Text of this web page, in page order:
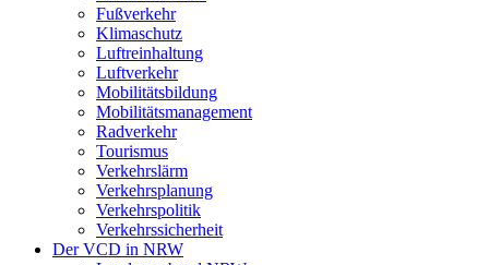
Fußverkehr
Klimaschutz
Luftreinhaltung
Luftverkehr
Mobilitätsbildung
Mobilitätsmanagement
Radverkehr
Tourismus
Verkehrslärm
Verkehrsplanung
Verkehrspolitik
Verkehrssicherheit
Der VCD in NRW